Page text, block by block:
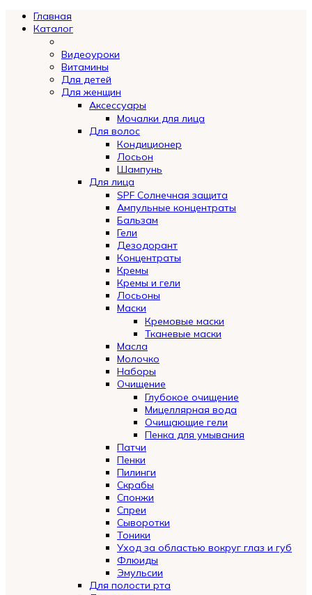
Главная
Каталог
Видеоуроки
Витамины
Для детей
Для женщин
Аксессуары
Мочалки для лица
Для волос
Кондиционер
Лосьон
Шампунь
Для лица
SPF Солнечная защита
Ампульные концентраты
Бальзам
Гели
Дезодорант
Концентраты
Кремы
Кремы и гели
Лосьоны
Маски
Кремовые маски
Тканевые маски
Масла
Молочко
Наборы
Очищение
Глубокое очищение
Мицеллярная вода
Очищающие гели
Пенка для умывания
Патчи
Пенки
Пилинги
Скрабы
Спонжи
Спреи
Сыворотки
Тоники
Уход за областью вокруг глаз и губ
Флюиды
Эмульсии
Для полости рта